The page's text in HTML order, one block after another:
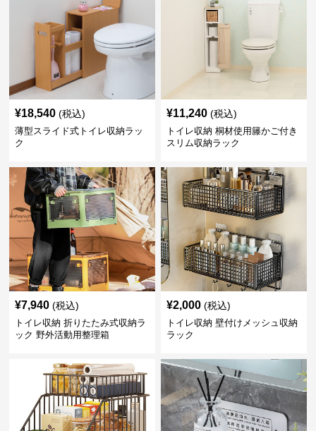
¥18,540 (税込)
薄型スライド式トイレ収納ラッ
ク
¥11,240 (税込)
トイレ収納 桐材使用籐かご付き
スリム収納ラック
¥7,940 (税込)
トイレ収納 折りたたみ式収納ラ
ック 野外活動用整理箱
¥2,000 (税込)
トイレ収納 壁付けメッシュ収納
ラック